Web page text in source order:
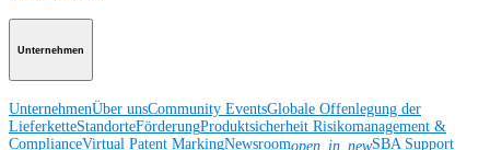
Unternehmen
UnternehmenÜber unsCommunity EventsGlobale Offenlegung der
LieferketteStandorteFörderungProduktsicherheit Risikomanagement &
ComplianceVirtual Patent MarkingNewsroomopen_in_newSBA Support